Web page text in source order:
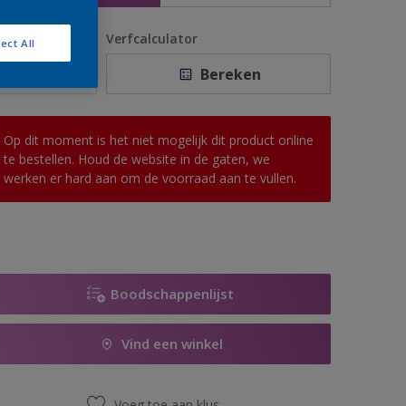
Verfcalculator
Bereken
Op dit moment is het niet mogelijk dit product online
te bestellen. Houd de website in de gaten, we
werken er hard aan om de voorraad aan te vullen.
Boodschappenlijst
Vind een winkel
All